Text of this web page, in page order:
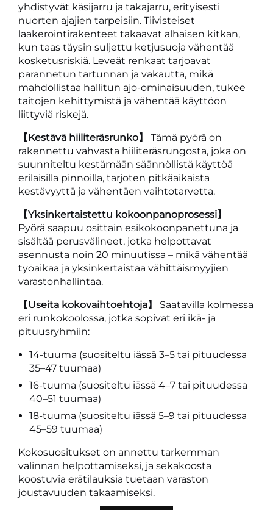
yhdistyvät käsijarru ja takajarru, erityisesti
nuorten ajajien tarpeisiin. Tiivisteiset
laakerointirakenteet takaavat alhaisen kitkan,
kun taas täysin suljettu ketjusuoja vähentää
kosketusriskiä. Leveät renkaat tarjoavat
parannetun tartunnan ja vakautta, mikä
mahdollistaa hallitun ajo-ominaisuuden, tukee
taitojen kehittymistä ja vähentää käyttöön
liittyviä riskejä.
【Kestävä hiiliteräsrunko】 Tämä pyörä on
rakennettu vahvasta hiiliteräsrungosta, joka on
suunniteltu kestämään säännöllistä käyttöä
erilaisilla pinnoilla, tarjoten pitkäaikaista
kestävyyttä ja vähentäen vaihtotarvetta.
【Yksinkertaistettu kokoonpanoprosessi】
Pyörä saapuu osittain esikokoonpanettuna ja
sisältää perusvälineet, jotka helpottavat
asennusta noin 20 minuutissa – mikä vähentää
työaikaa ja yksinkertaistaa vähittäismyyjien
varastonhallintaa.
【Useita kokovaihtoehtoja】 Saatavilla kolmessa
eri runkokoolossa, jotka sopivat eri ikä- ja
pituusryhmiin:
14-tuuma (suositeltu iässä 3–5 tai pituudessa
35–47 tuumaa)
16-tuuma (suositeltu iässä 4–7 tai pituudessa
40–51 tuumaa)
18-tuuma (suositeltu iässä 5–9 tai pituudessa
45–59 tuumaa)
Kokosuositukset on annettu tarkemman
valinnan helpottamiseksi, ja sekakoosta
koostuvia erätilauksia tuetaan varaston
joustavuuden takaamiseksi.